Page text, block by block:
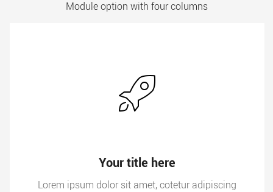
Module option with four columns
Your title here
Lorem ipsum dolor sit amet, cotetur adipiscing